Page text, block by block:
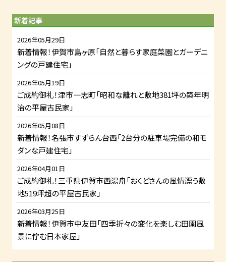
新着記事
2026年05月29日
新着情報！伊賀市島ヶ原「自然と暮らす家庭菜園とガーデニ
ングの戸建住宅」
2026年05月19日
ご成約御礼！津市一志町「昭和な離れと敷地381坪の築年明
治の平屋古民家」
2026年05月08日
新着情報！名張市すずらん台西「2台分の駐車場完備の和モ
ダンな戸建住宅」
2026年04月01日
ご成約御礼！三重県伊賀市西湯舟「おくどさんの風情漂う敷
地519坪超の平屋古民家」
2026年03月25日
新着情報！伊賀市中友田「四季折々の変化を楽しむ田園風
景に佇む日本家屋」